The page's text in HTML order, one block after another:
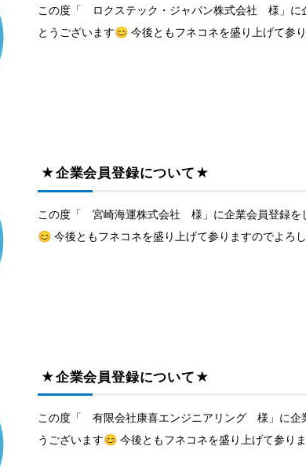
この度「 ロクステック・ジャパン株式会社 様」に
とうございます😊 今後ともフネコネを盛り上げて参
★企業会員登録について★
この度「 宮崎海運株式会社 様」に企業会員登録を
😊 今後ともフネコネを盛り上げて参りますのでよろ
★企業会員登録について★
この度「 有限会社康喜エンジニアリング 様」に企
うございます😊 今後ともフネコネを盛り上げて参り